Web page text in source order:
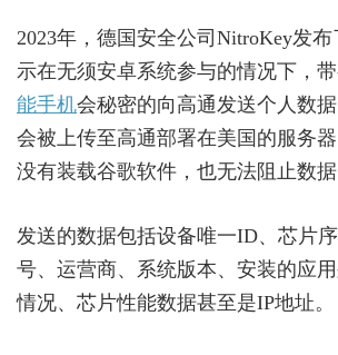
2023年，德国安全公司NitroKey发
示在无须安卓系统参与的情况下，
能手机会秘密的向高通发送个人数
会被上传至高通部署在美国的服务
没有装载谷歌软件，也无法阻止数据
发送的数据包括设备唯一ID、芯片
号、运营商、系统版本、安装的应
情况、芯片性能数据甚至是IP地址。